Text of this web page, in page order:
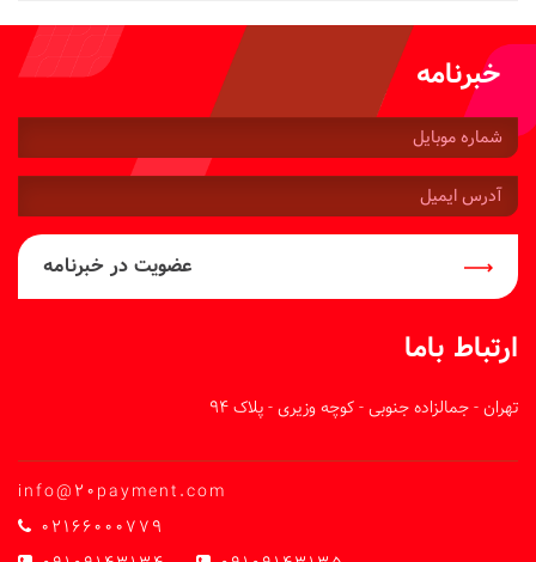
خبرنامه
شماره
موبایل:
آدرس
ایمیل:
عضویت در خبرنامه
ارتباط باما
تهران - جمالزاده جنوبی - کوچه وزیری - پلاک 94
info@20payment.com
02166000779